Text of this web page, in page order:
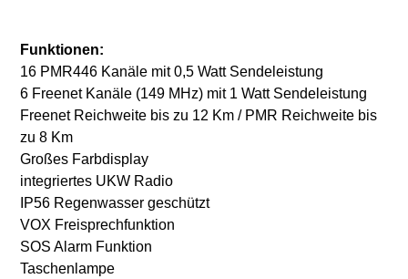
Funktionen:
16 PMR446 Kanäle mit 0,5 Watt Sendeleistung
6 Freenet Kanäle (149 MHz) mit 1 Watt Sendeleistung
Freenet Reichweite bis zu 12 Km / PMR Reichweite bis
zu 8 Km
Großes Farbdisplay
integriertes UKW Radio
IP56 Regenwasser geschützt
VOX Freisprechfunktion
SOS Alarm Funktion
Taschenlampe